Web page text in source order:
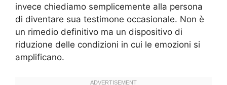
invece chiediamo semplicemente alla persona
di diventare sua testimone occasionale. Non è
un rimedio definitivo ma un dispositivo di
riduzione delle condizioni in cui le emozioni si
amplificano.